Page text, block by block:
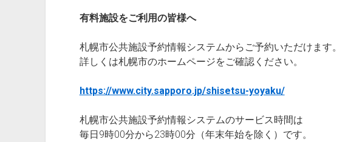
有料施設をご利用の皆様へ
札幌市公共施設予約情報システムからご予約いただけます。
詳しくは札幌市のホームページをご確認ください。
https://www.city.sapporo.jp/shisetsu-yoyaku/
札幌市公共施設予約情報システムのサービス時間は
毎日9時00分から23時00分（年末年始を除く）です。